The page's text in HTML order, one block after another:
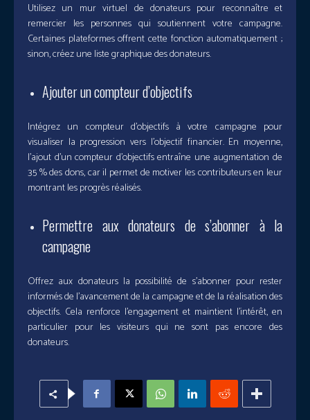
Utilisez un mur virtuel de donateurs pour reconnaître et
remercier les personnes qui soutiennent votre campagne.
Certaines plateformes offrent cette fonction automatiquement ;
sinon, créez une liste graphique des donateurs.
Ajouter un compteur d’objectifs
Intégrez un compteur d’objectifs à votre campagne pour
visualiser la progression vers l’objectif financier. En moyenne,
l’ajout d’un compteur d’objectifs entraîne une augmentation de
35 % des dons, car il permet de motiver les contributeurs en leur
montrant les progrès réalisés.
Permettre aux donateurs de s’abonner à la
campagne
Offrez aux donateurs la possibilité de s’abonner pour rester
informés de l’avancement de la campagne et de la réalisation des
objectifs. Cela renforce l’engagement et maintient l’intérêt, en
particulier pour les visiteurs qui ne sont pas encore des
donateurs.